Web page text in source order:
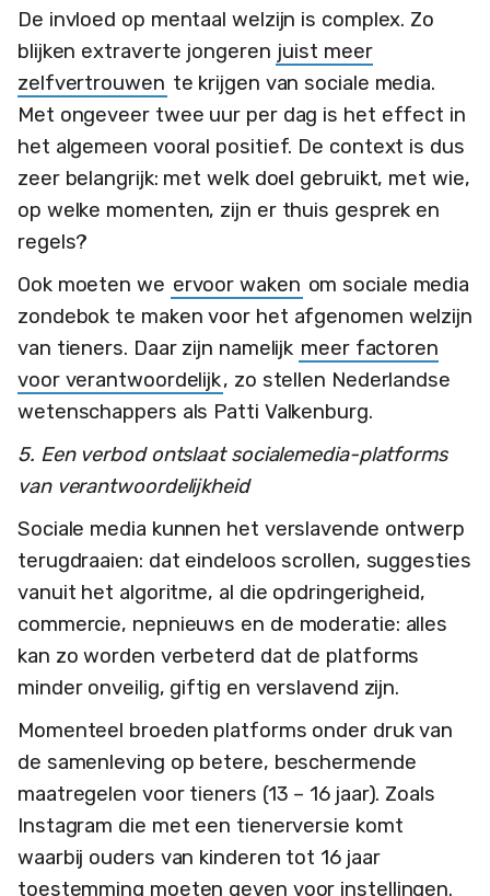
De invloed op mentaal welzijn is complex. Zo
blijken extraverte jongeren juist meer
zelfvertrouwen te krijgen van sociale media.
Met ongeveer twee uur per dag is het effect in
het algemeen vooral positief. De context is dus
zeer belangrijk: met welk doel gebruikt, met wie,
op welke momenten, zijn er thuis gesprek en
regels?
Ook moeten we ervoor waken om sociale media
zondebok te maken voor het afgenomen welzijn
van tieners. Daar zijn namelijk meer factoren
voor verantwoordelijk, zo stellen Nederlandse
wetenschappers als Patti Valkenburg.
5. Een verbod ontslaat socialemedia-platforms
van verantwoordelijkheid
Sociale media kunnen het verslavende ontwerp
terugdraaien: dat eindeloos scrollen, suggesties
vanuit het algoritme, al die opdringerigheid,
commercie, nepnieuws en de moderatie: alles
kan zo worden verbeterd dat de platforms
minder onveilig, giftig en verslavend zijn.
Momenteel broeden platforms onder druk van
de samenleving op betere, beschermende
maatregelen voor tieners (13 – 16 jaar). Zoals
Instagram die met een tienerversie komt
waarbij ouders van kinderen tot 16 jaar
toestemming moeten geven voor instellingen.